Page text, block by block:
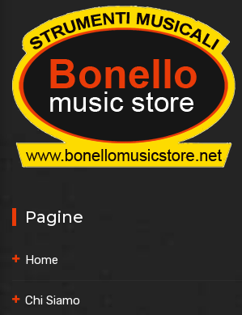
Pagine
Home
Chi Siamo